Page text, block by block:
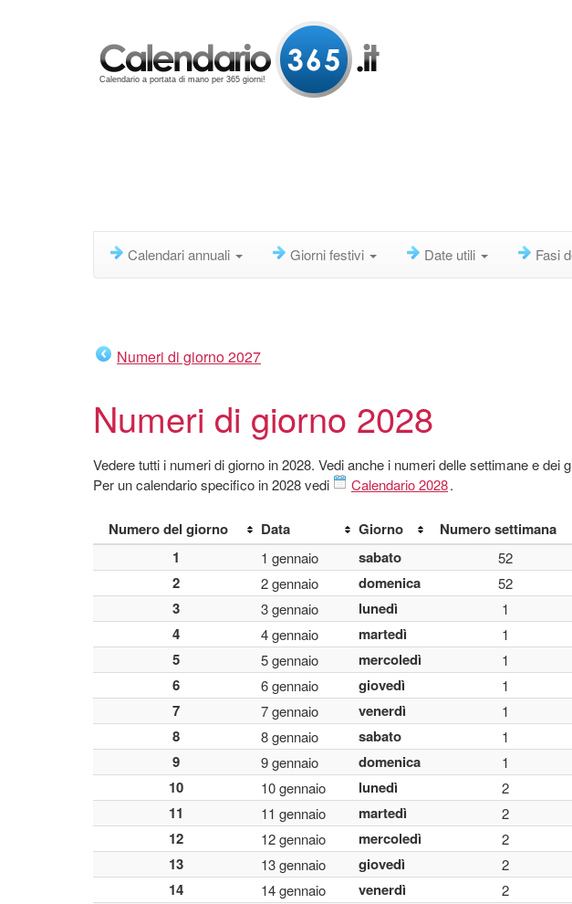
Calendario a portata di mano per 365 giorni!
Calendari annuali Giorni festivi Date utili Fasi
Numeri di giorno 2027
Numeri di giorno 2028
Vedere tutti i numeri di giorno in 2028. Vedi anche i numeri delle settimane e dei
Per un calendario specifico in 2028 vedi
Calendario 2028.
Numero del giorno Data Giorno Numero settimana
1
1 gennaio sabato 52
2 2 gennaio domenica 52
3 3 gennaio lunedì 1
4 4 gennaio martedì 1
5 5 gennaio mercoledì 1
6 6 gennaio giovedì 1
7 7 gennaio venerdì 1
8 8 gennaio sabato 1
9 9 gennaio domenica 1
10 10 gennaio lunedì 2
11 11 gennaio martedì 2
12 12 gennaio mercoledì 2
13 13 gennaio giovedì 2
14 14 gennaio venerdì 2